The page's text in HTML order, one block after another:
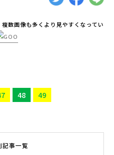
数画像も多くより見やすくなってい
48 49
記事一覧